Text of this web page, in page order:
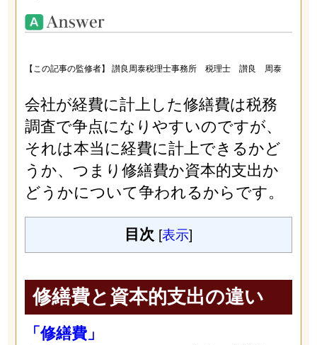
【この記事の監修者】 讃良周泰税理士事務所 税理士 讃良 周泰
会社が経費に計上した修繕費は税務
調査で争点になりやすいのですが、
それは本当に経費に計上できるかど
うか、つまり修繕費か資本的支出か
どうかについて争われるからです。
目次 [表示]
修繕費と資本的支出の違い
「修繕費」